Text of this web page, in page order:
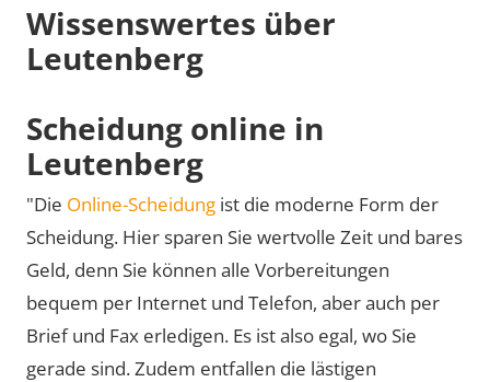
Wissenswertes über
Leutenberg
Scheidung online in
Leutenberg
"Die Online-Scheidung ist die moderne Form der
Scheidung. Hier sparen Sie wertvolle Zeit und bares
Geld, denn Sie können alle Vorbereitungen
bequem per Internet und Telefon, aber auch per
Brief und Fax erledigen. Es ist also egal, wo Sie
gerade sind. Zudem entfallen die lästigen